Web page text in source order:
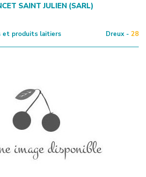
SAINT JULIEN (SARL)
et produits laitiers Dreux - 28